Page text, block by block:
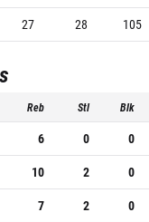
27 28 105
Reb Stl Blk
6 0
0
10 2
0
7 2
0